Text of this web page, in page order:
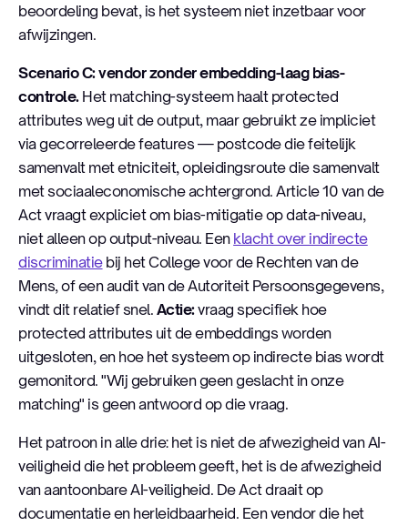
beoordeling bevat, is het systeem niet inzetbaar voor
afwijzingen.
Scenario C: vendor zonder embedding-laag bias-
controle.Het matching-systeem haalt protected
attributes weg uit de output, maar gebruikt ze impliciet
via gecorreleerde features — postcode die feitelijk
samenvalt met etniciteit, opleidingsroute die samenvalt
met sociaaleconomische achtergrond. Article 10 van de
Act vraagt expliciet om bias-mitigatie op data-niveau,
niet alleen op output-niveau. Een klacht over indirecte
discriminatiebij het College voor de Rechten van de
Mens, of een audit van de Autoriteit Persoonsgegevens,
vindt dit relatief snel. Actie:vraag specifiek hoe
protected attributes uit de embeddings worden
uitgesloten, en hoe het systeem op indirecte bias wordt
gemonitord. "Wij gebruiken geen geslacht in onze
matching" is geen antwoord op die vraag.
Het patroon in alle drie: het is niet de afwezigheid van AI-
veiligheid die het probleem geeft, het is de afwezigheid
vanaantoonbareAI-veiligheid. De Act draait op
documentatie en herleidbaarheid. Een vendor die het